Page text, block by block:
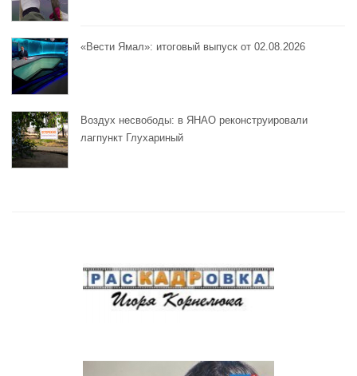
«Вести Ямал»: итоговый выпуск от 02.08.2026
Воздух несвободы: в ЯНАО реконструировали
лагпункт Глухариный